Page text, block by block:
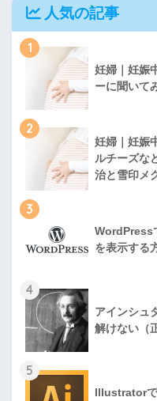
人気の記事
1
妊婦｜妊娠
ーに聞いて
2
妊婦｜妊娠
ルチーズな
治と雪印メ
3
WordPress
を表示する
4
アインシュ
解けない（
5
Illustratorで